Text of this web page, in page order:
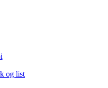
og list